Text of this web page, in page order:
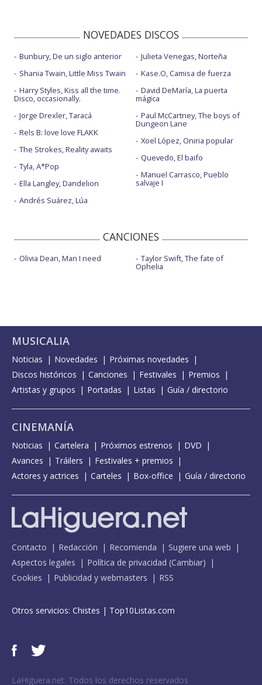
NOVEDADES DISCOS
Bunbury, De un siglo anterior
Shania Twain, Little Miss Twain
Harry Styles, Kiss all the time.
Disco, occasionally.
Jorge Drexler, Taracá
Rels B: love love FLAKK
The Strokes, Reality awaits
Tyla, A*Pop
Ella Langley, Dandelion
Andrés Suárez, Lúa
Julieta Venegas, Norteña
Kase.O, Camisa de fuerza
David DeMaría, La puerta
mágica
Paul McCartney, The boys of
Dungeon Lane
Xoel López, Oniria popular
Quevedo, El baifo
Manuel Carrasco, Pueblo
salvaje I
CANCIONES
Olivia Dean, Man I need Taylor Swift, The fate of
Ophelia
MUSICALIA
Noticias Novedades
Próximas novedades
Discos históricos
Canciones Festivales
Premios
Artistas y grupos
Portadas Listas Guía / directorio
CINEMANÍA
Noticias Cartelera Próximos estrenos
DVD
Avances
Tráilers
Festivales + premios
Actores y actrices
Carteles Box-office Guía / directorio
Contacto Redacción Recomienda
Sugiere una web
Aspectos legales
Política de privacidad (Cambiar)
Cookies
Publicidad y webmasters RSS
Otros servicios: Chistes | Top10Listas.com
LaHiguera.net. Todos los derechos reservados